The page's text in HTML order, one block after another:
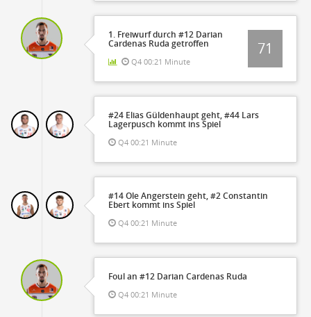
1. Freiwurf durch #12 Darian
Cardenas Ruda getroffen
Q4 00:21 Minute
71
#24 Elias Güldenhaupt geht, #44 Lars
Lagerpusch kommt ins Spiel
Q4 00:21 Minute
#14 Ole Angerstein geht, #2 Constantin
Ebert kommt ins Spiel
Q4 00:21 Minute
Foul an #12 Darian Cardenas Ruda
Q4 00:21 Minute